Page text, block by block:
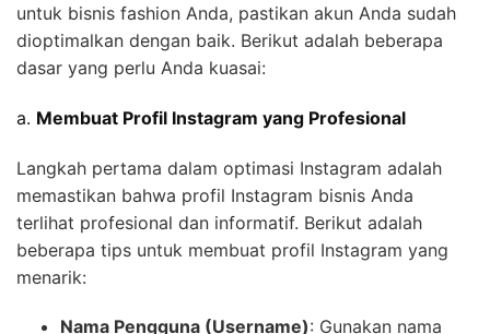
untuk bisnis fashion Anda, pastikan akun Anda sudah
dioptimalkan dengan baik. Berikut adalah beberapa
dasar yang perlu Anda kuasai:
a. Membuat Profil Instagram yang Profesional
Langkah pertama dalam optimasi Instagram adalah
memastikan bahwa profil Instagram bisnis Anda
terlihat profesional dan informatif. Berikut adalah
beberapa tips untuk membuat profil Instagram yang
menarik:
Nama Pengguna (Username): Gunakan nama